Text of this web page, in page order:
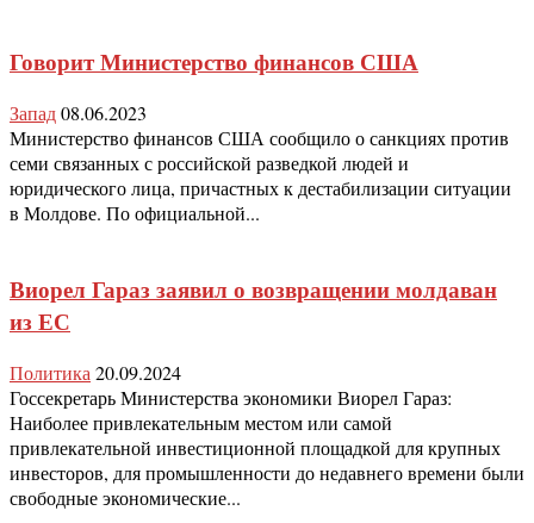
Говорит Министерство финансов США
Запад08.06.2023
Министерство финансов США сообщило о санкциях против
семи связанных с российской разведкой людей и
юридического лица, причастных к дестабилизации ситуации
в Молдове. По официальной...
Виорел Гараз заявил о возвращении молдаван
из ЕС
Политика 20.09.2024
Госсекретарь Министерства экономики Виорел Гараз:
Наиболее привлекательным местом или самой
привлекательной инвестиционной площадкой для крупных
инвесторов, для промышленности до недавнего времени были
свободные экономические...